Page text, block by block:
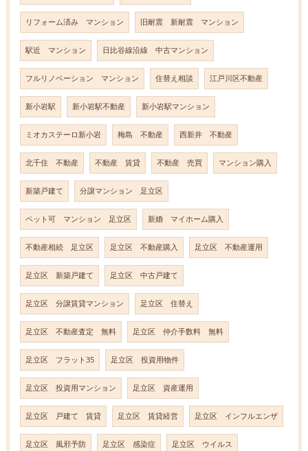
リフォーム済み マンション 旧耐震 新耐震 マンション
駅近 マンション 日比谷線沿線 中古マンション
フルリノベーション マンション 住替え相談 江戸川区不動産
新小岩駅 新小岩駅不動産 新小岩駅マンション
ミオカステーロ新小岩 梅島 不動産 西新井 不動産
北千住 不動産 不動産 賃貸 不動産 売買 マンション購入
新築戸建て 分譲マンション 足立区
ペット可 マンション 足立区 新婚 マイホーム購入
不動産相続 足立区 足立区 不動産購入 足立区 不動産運用
足立区 新築戸建て 足立区 中古戸建て
足立区 分譲賃貸マンション 足立区 住替え
足立区 不動産査定 無料 足立区 仲介手数料 無料
足立区 フラット35 足立区 投資用物件
足立区 投資用マンション 足立区 資産運用
足立区 戸建て 賃貸 足立区 賃貸経営 足立区 インフルエンザ
足立区 風邪予防 足立区 感染症 足立区 ウイルス